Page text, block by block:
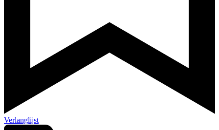
Verlanglijst